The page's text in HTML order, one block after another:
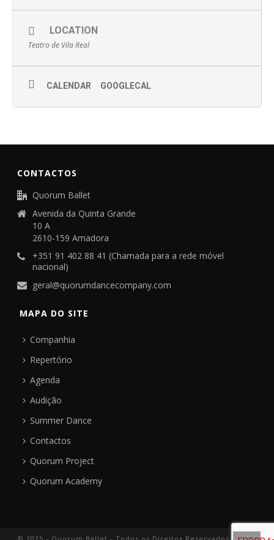
LOCATION
Teatro de Vila Real
CALENDAR GOOGLECAL
CONTACTOS
Quorum Ballet
Avenida da Quinta Grande
10 A
2610-159 Amadora
+351 91 402 88 41 (Chamada para a rede móvel
nacional)
geral@quorumdancecompany.com
MAPA DO SITE
Companhia
Repertório
Agenda
Audição
Summer Dance
Contactos
Quorum Project
Quorum Academy